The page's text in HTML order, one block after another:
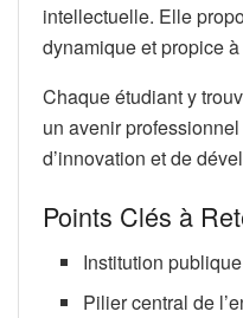
intellectuelle. Elle
dynamique et propice
Chaque étudiant y
un avenir
d’innovation et de
Points Clés à
Institution
Pilier central de